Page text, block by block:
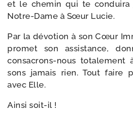
et le che­min qui te condui­ra
Notre-​Dame à Sœur Lucie.
Par la dévo­tion à son Cœur
pro­met son assis­tance,
consacrons-​nous
sons jamais rien. Tout faire
avec Elle.
Ainsi soit-​il !